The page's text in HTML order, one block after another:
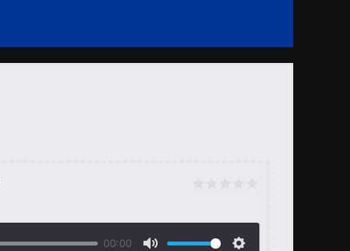
00:00